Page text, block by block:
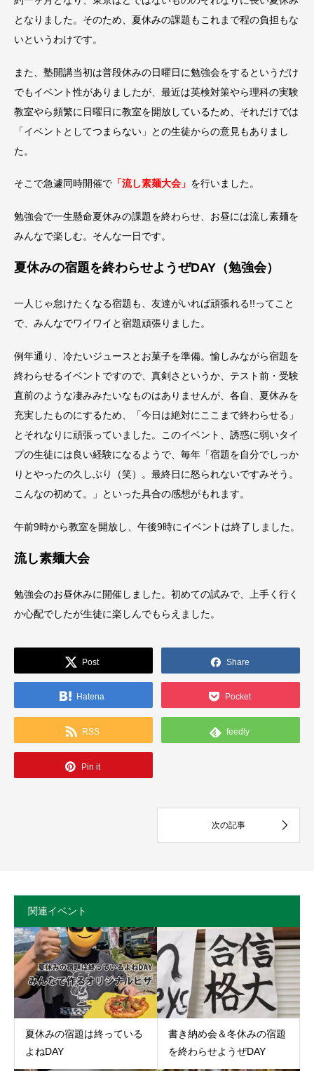
となりました。そのため、夏休みの課題もこれまで程の負担もな
いというわけです。
また、塾開講当初は普段休みの日曜日に勉強会をするというだけ
でもイベント性がありましたが、最近は英検対策やら理科の実験
教室やら頻繁に日曜日に教室を開放しているため、それだけでは
「イベントとしてつまらない」との生徒からの意見もありまし
た。
そこで急遽同時開催で 「流し素麺大会」 を行いました。
勉強会で一生懸命夏休みの課題を終わらせ、お昼には流し素麺を
みんなで楽しむ。そんな一日です。
夏休みの宿題を終わらせようぜDAY（勉強会）
一人じゃ怠けたくなる宿題も、友達がいれば頑張れる!!ってこと
で、みんなでワイワイと宿題頑張りました。
例年通り、冷たいジュースとお菓子を準備。愉しみながら宿題を
終わらせるイベントですので、真剣さというか、テスト前・受験
直前のような凄みみたいなものはありませんが、各自、夏休みを
充実したものにするため、「今日は絶対にここまで終わらせる」
とそれなりに頑張っていました。このイベント、誘惑に弱いタイ
プの生徒には良い経験になるようで、毎年「宿題を自分でしっか
りとやったの久しぶり（笑）。最終日に怒られないですみそう。
こんなの初めて。」といった具合の感想がもれます。
午前9時から教室を開放し、午後9時にイベントは終了しました。
流し素麺大会
勉強会のお昼休みに開催しました。初めての試みで、上手く行く
か心配でしたが生徒に楽しんでもらえました。
Post Share
Hatena Pocket
RSS feedly
Pin it
関連イベント
夏休みの宿題は終っている
よねDAY
書き納め会＆冬休みの宿題
を終わらせようぜDAY